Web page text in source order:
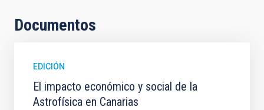
Documentos
EDICIÓN
El impacto económico y social de la
Astrofísica en Canarias